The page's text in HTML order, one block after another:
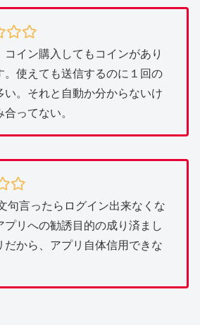
イン購入してもコインがあり
。使えても送信するのに１回の
い。それと自動か分からないけ
ってない。
句言ったらログイン出来なくな
プリへの勧誘目的の成り済まし
だから、アプリ自体信用できな